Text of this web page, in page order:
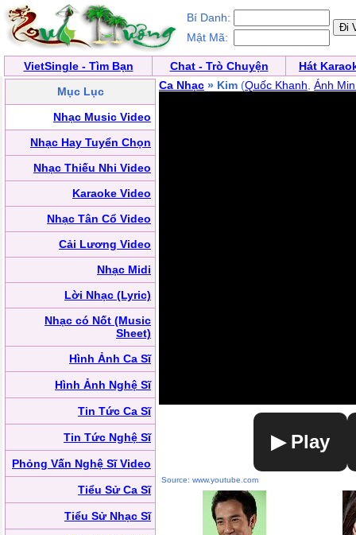
Bí Danh:
Mật Mã:
VietSingle - Tìm Bạn Chat - Trò Chuyện
Hát
Mục Lục
Nhạc Music Video
Nhạc Hay Tuyển Chọn
Nhạc Thiếu Nhi Video
Karaoke Video
Nhạc Tân Cổ Video
Cải Lương Video
Nhạc Midi
Lời Nhạc (Lyric)
Nhạc có Nốt (Music
Sheet)
Hình Ảnh Ca Sĩ
Hình Ảnh Nghệ Sĩ
Tin Tức Ca Sĩ
Tin Tức Nghệ Sĩ
Phỏng Vấn Nghệ Sĩ Video
Tiểu Sử Ca Sĩ
Tiểu Sử Nhạc Sĩ
Ca Nhạc » Kim (Quốc Khanh Ánh
▶ Play
Source: www.youtube.com